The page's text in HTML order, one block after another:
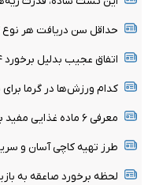
حداقل سن دریافت هر
اتفاق عجیب بدلیل برخورد ۴ تن آهن آمریکایی به کره ماه+ فیلم
کدام ورزش‌ها در گرما
معرفی ۶ ماده غذایی مفید برای پروستات، استخوان و عضلات
طرز تهیه کاچی آسان و
لحظه برخورد صاعقه به